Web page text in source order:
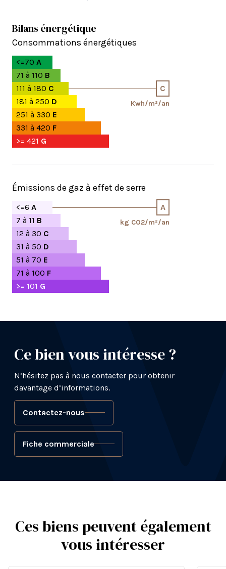
Bilans énergétique
Consommations énergétiques
<=70 A
71 à 110 B
111 à 180 C C
Kwh/m²/an
181 à 250 D
251 à 330 E
331 à 420 F
>= 421 G
Émissions de gaz à effet de serre
<=6 A A
kg CO2/m²/an
7 à 11 B
12 à 30 C
31 à 50 D
51 à 70 E
71 à 100 F
>= 101 G
Ce bien vous intéresse ?
N’hésitez pas à nous contacter pour obtenir
davantage d’informations.
Contactez-nous
Fiche commerciale
Ces biens peuvent également
vous intéresser